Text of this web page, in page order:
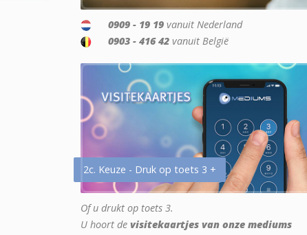
0909 - 19 19 vanuit Nederland
0903 - 416 42 vanuit België
2c. Keuze - Druk op toets 3 +
Of u drukt op toets 3.
U hoort de visitekaartjes van onze mediums